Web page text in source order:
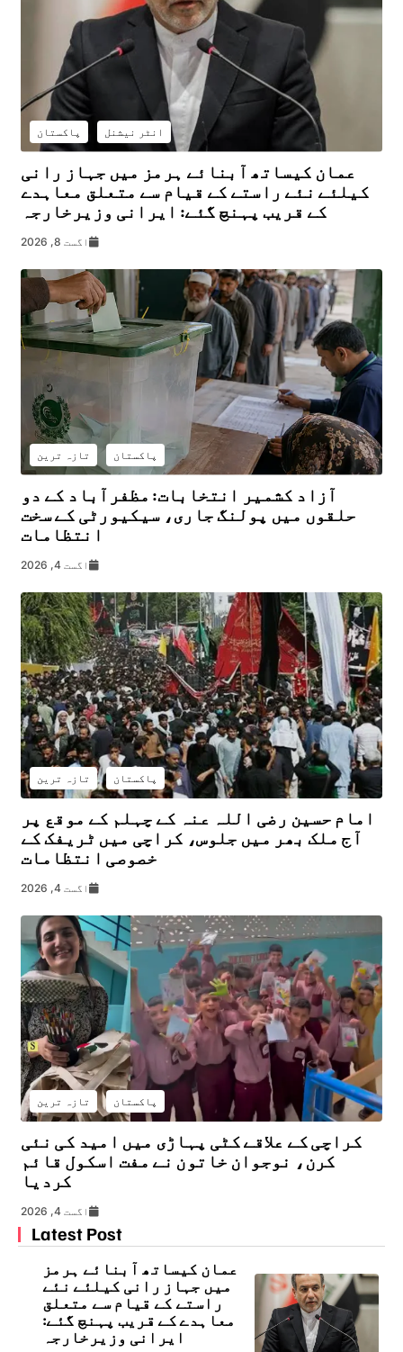
انٹر نیشنل پاکستان
عمان کیساتھ آبنائے ہرمز میں جہاز رانی
کیلئے نئے راستے کے قیام سے متعلق معاہدے
کے قریب پہنچ گئے: ایرانی وزیرخارجہ
اگست 8, 2026
پاکستان تازہ ترین
آزاد کشمیر انتخابات: مظفرآباد کے دو
حلقوں میں پولنگ جاری، سیکیورٹی کے سخت
انتظامات
اگست 4, 2026
پاکستان تازہ ترین
امام حسین رضی اللہ عنہ کے چہلم کے موقع پر
آج ملک بھر میں جلوس، کراچی میں ٹریفک کے
خصوصی انتظامات
اگست 4, 2026
پاکستان تازہ ترین
کراچی کے علاقے کٹی پہاڑی میں امید کی نئی
کرن، نوجوان خاتون نے مفت اسکول قائم
کردیا
اگست 4, 2026
Latest Post
عمان کیساتھ آبنائے ہرمز
میں جہاز رانی کیلئے نئے
راستے کے قیام سے متعلق
معاہدے کے قریب پہنچ گئے:
ایرانی وزیرخارجہ